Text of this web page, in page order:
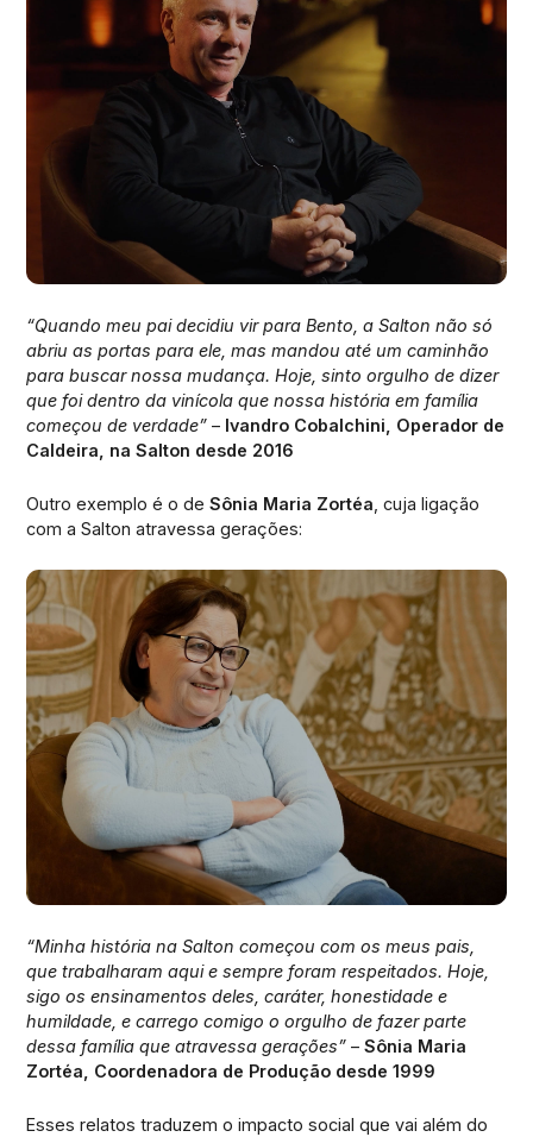
“Quando meu pai decidiu vir para Bento, a Salton não só
abriu as portas para ele, mas mandou até um caminhão
para buscar nossa mudança. Hoje, sinto orgulho de dizer
que foi dentro da vinícola que nossa história em família
começou de verdade”– Ivandro Cobalchini, Operador de
Caldeira, na Salton desde 2016
Outro exemplo é o de Sônia Maria Zortéa , cuja ligação
com a Salton atravessa gerações:
“Minha história na Salton começou com os meus pais,
que trabalharam aqui e sempre foram respeitados. Hoje,
sigo os ensinamentos deles, caráter, honestidade e
humildade, e carrego comigo o orgulho de fazer parte
dessa família que atravessa gerações”– Sônia Maria
Zortéa, Coordenadora de Produção desde 1999
Esses relatos traduzem o impacto social que vai além do